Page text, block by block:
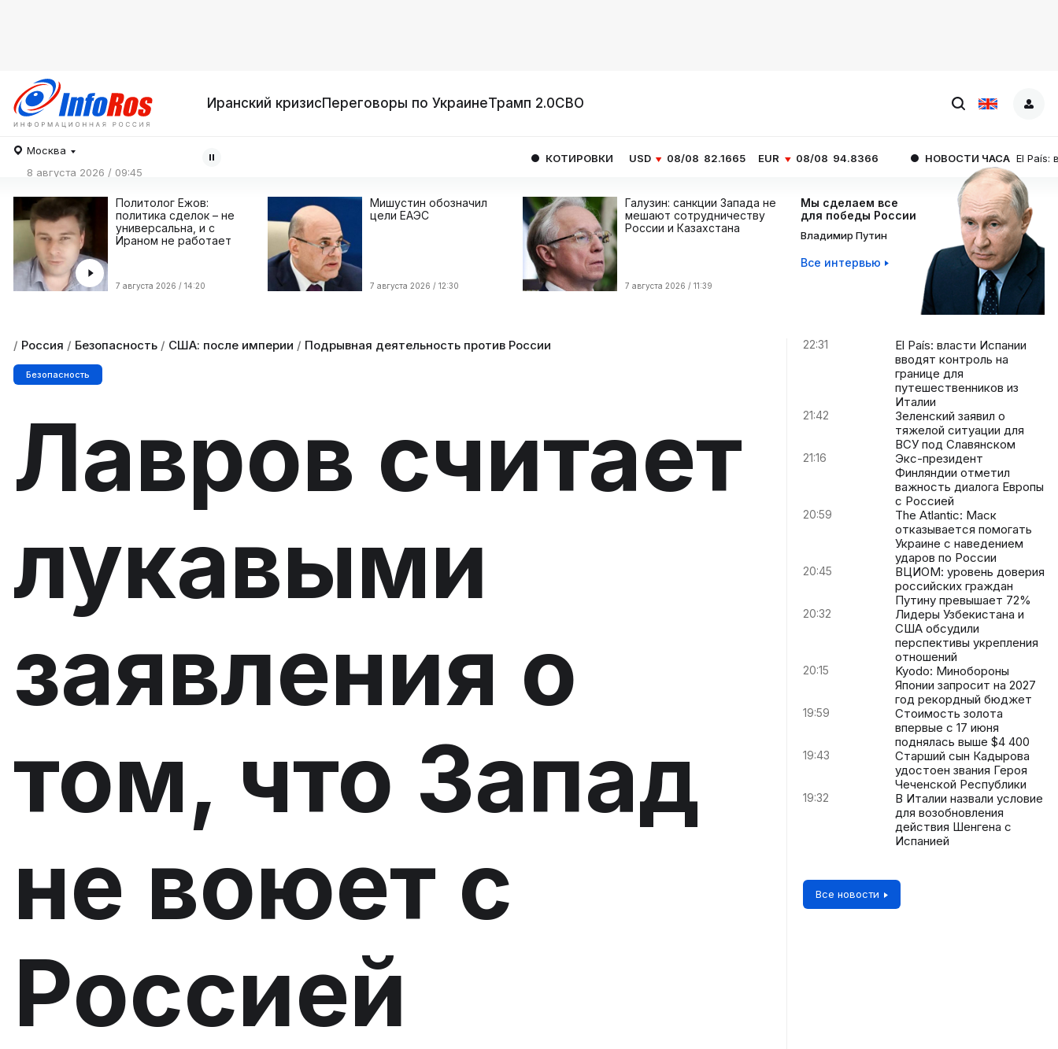
Иранский кризисПереговоры по УкраинеТрамп 2.0СВО
Москва
8 августа 2026 / 09:45
КОТИРОВКИ USD 08/08 82.1665 EUR 08/08 94.8366 НОВОСТИ ЧАСА El País: власти
Политолог Ежов:
политика сделок – не
универсальна, и с
Ираном не работает
7 августа 2026 / 14:20
Мишустин обозначил
цели ЕАЭС
7 августа 2026 / 12:30
Галузин: санкции Запада не
мешают сотрудничеству
России и Казахстана
7 августа 2026 / 11:39
Мы сделаем все
для победы России
Владимир Путин
Все интервью
/ Россия / Безопасность / США: после империи / Подрывная деятельность против России
Безопасность
Лавров считает
лукавыми
заявления о
том, что Запад
не воюет с
Россией
22:31
El País: власти Испании
вводят контроль на
границе для
путешественников из
Италии
21:42
Зеленский заявил о
тяжелой ситуации для
ВСУ под Славянском
21:16
Экс-президент
Финляндии отметил
важность диалога Европы
с Россией
20:59
The Atlantic: Маск
отказывается помогать
Украине с наведением
ударов по России
20:45
ВЦИОМ: уровень доверия
российских граждан
Путину превышает 72%
20:32
Лидеры Узбекистана и
США обсудили
перспективы укрепления
отношений
20:15
Kyodo: Минобороны
Японии запросит на 2027
год рекордный бюджет
19:59
Стоимость золота
впервые с 17 июня
поднялась выше $4 400
19:43
Старший сын Кадырова
удостоен звания Героя
Чеченской Республики
19:32
В Италии назвали условие
для возобновления
действия Шенгена с
Испанией
Все новости